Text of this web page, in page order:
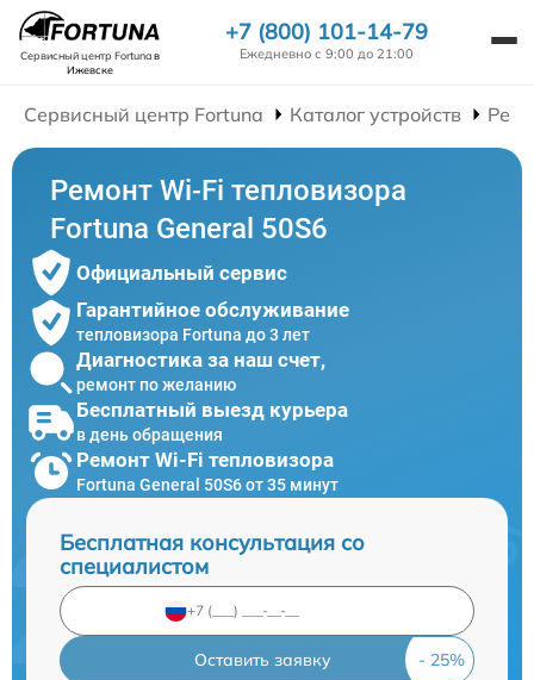
Сервисный центр Fortunaв
Ижевске
+7 (800) 101-14-79
Ежедневно с 9:00 до 21:00
Сервисный центр Fortuna Каталог устройств
Ремонт Wi-Fi тепловизора
Fortuna General 50S6
Официальный сервис
Гарантийное обслуживание
тепловизора Fortuna до 3 лет
Диагностика за наш счет,
ремонт по желанию
Бесплатный выезд курьера
в день обращения
Ремонт Wi-Fi тепловизора
Fortuna General 50S6 от 35 минут
Бесплатная консультация со
специалистом
Оставить заявку